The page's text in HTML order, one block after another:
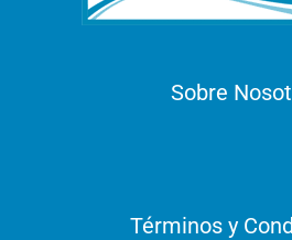
Sobre
Términos y